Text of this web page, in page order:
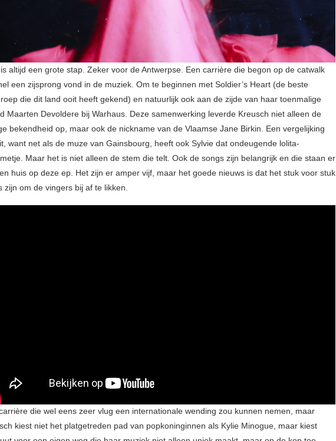
altijd een grote stap. Zeker voor de Antwerpse. Een carrière die begon op de catwalk
een zijsprong vond in de muziek. Om te beginnen met Soldier’s Heart (de beste
die dit land ooit heeft gekend) en natuurlijk ook aan de zijde van haar toenmalige
Maarten Devoldere bij Warhaus. Deze samenwerking leverde Kreusch niet alleen de
bekendheid op, maar ook de nickname van de Vlaamse Jane Birkin. Een vergelijking
want net als de muze van Gainsbourg, heeft ook Sylvie dat ondeugende lolita-
Maar het is niet alleen de stem die telt. Ook de songs zijn belangrijk en die staan er
huis op deze ep. Het zijn er amper vijf, maar het goede nieuws is dat het stuk voor stuk
zijn om de vingers bij af te likken.
die wel eens zeer vlug een internationale wending zou kunnen nemen, maar
kiest niet het platgetreden pad van popkoninginnen als Kylie Minogue, maar kiest